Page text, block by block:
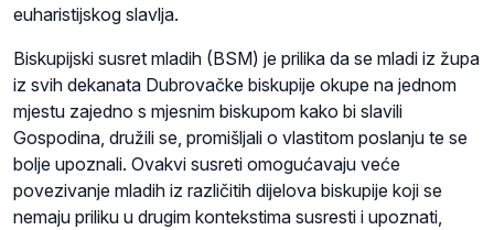
euharistijskog slavlja.
Biskupijski susret mladih (BSM) je prilika da se mladi iz župa
iz svih dekanata Dubrovačke biskupije okupe na jednom
mjestu zajedno s mjesnim biskupom kako bi slavili
Gospodina, družili se, promišljali o vlastitom poslanju te se
bolje upoznali. Ovakvi susreti omogućavaju veće
povezivanje mladih iz različitih dijelova biskupije koji se
nemaju priliku u drugim kontekstima susresti i upoznati,